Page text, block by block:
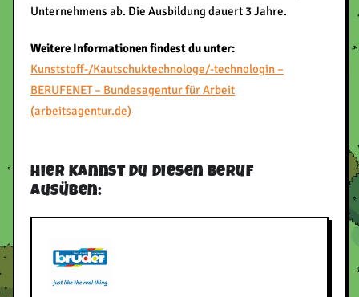
Unternehmens ab. Die Ausbildung dauert 3 Jahre.
Weitere Informationen findest du unter:
Kunststoff-/Kautschuktechnologe/-technologin –
BERUFENET – Bundesagentur für Arbeit
(arbeitsagentur.de)
Hier kannst du diesen Beruf
ausüben: